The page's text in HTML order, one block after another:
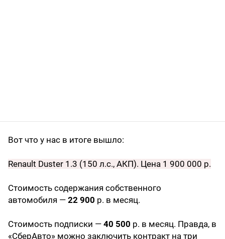
Вот что у нас в итоге вышло:
Renault Duster 1.3 (150 л.с., АКП). Цена 1 900 000 р.
Стоимость содержания собственного
автомобиля — 22 900 р. в месяц.
Стоимость подписки — 40 500 р. в месяц. Правда, в
«СберАвто» можно заключить контракт на три